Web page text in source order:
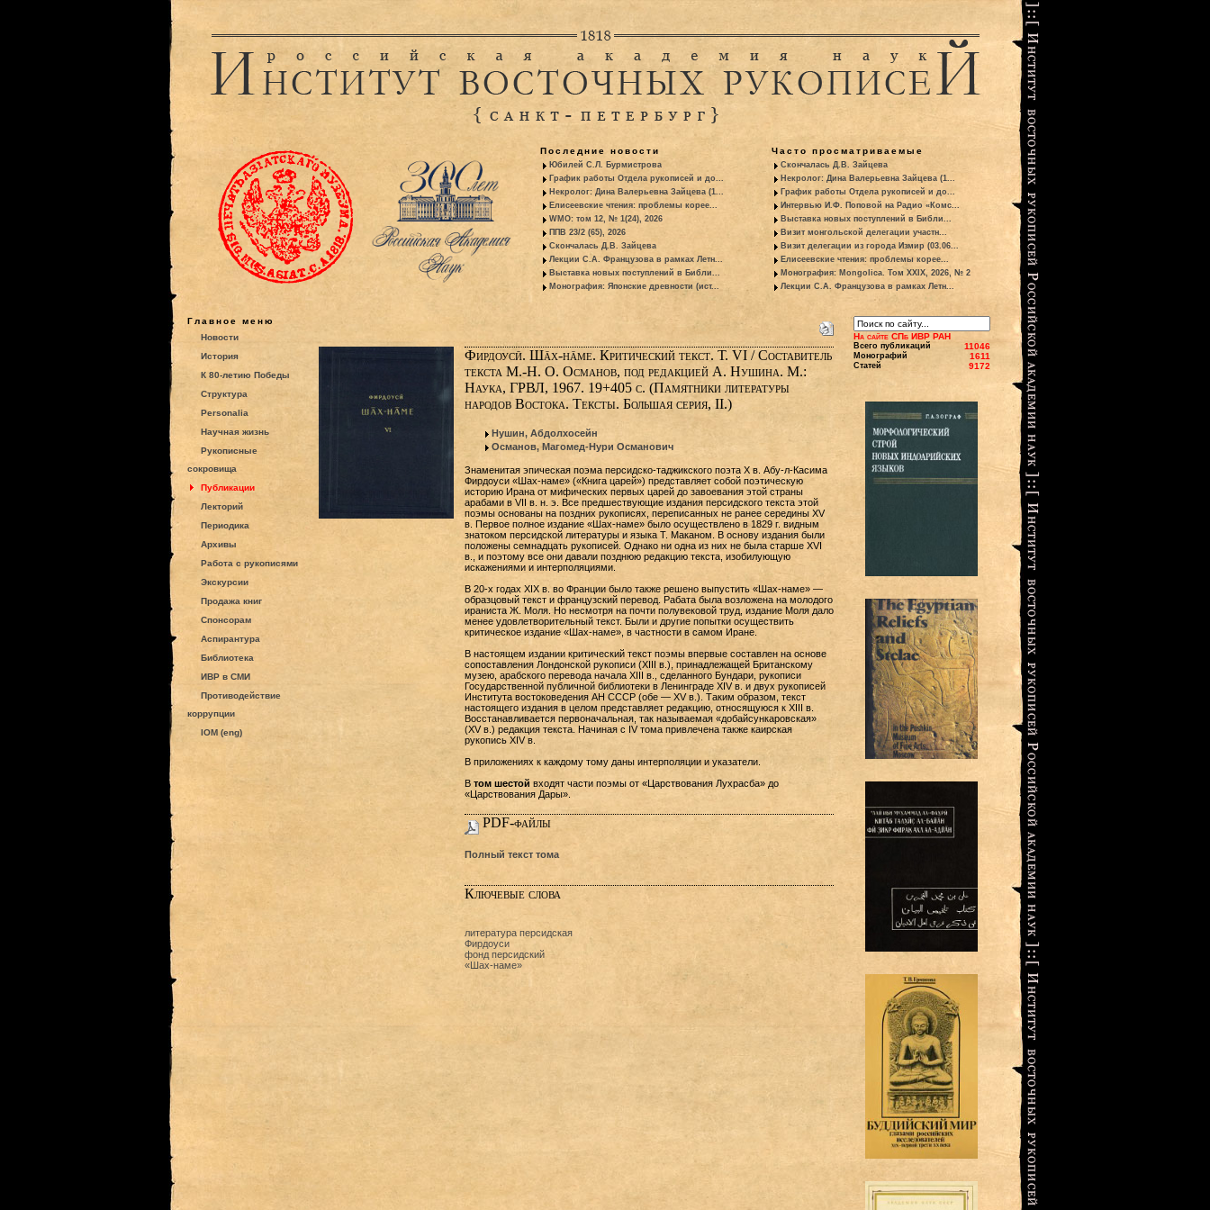
Последние новости
Юбилей С.Л. Бурмистрова
График работы Отдела рукописей и до...
Некролог: Дина Валерьевна Зайцева (1...
Елисеевские чтения: проблемы корее...
WMO: том 12, № 1(24), 2026
ППВ 23/2 (65), 2026
Скончалась Д.В. Зайцева
Лекции С.А. Французова в рамках Летн...
Выставка новых поступлений в Библи...
Монография: Японские древности (ист...
Часто просматриваемые
Скончалась Д.В. Зайцева
Некролог: Дина Валерьевна Зайцева (1...
График работы Отдела рукописей и до...
Интервью И.Ф. Поповой на Радио «Комс...
Выставка новых поступлений в Библи...
Визит монгольской делегации участн...
Визит делегации из города Измир (03.06...
Елисеевские чтения: проблемы корее...
Монография: Mongolica. Том XXIX, 2026, № 2
Лекции С.А. Французова в рамках Летн...
Главное меню
Новости
История
К 80-летию Победы
Структура
Personalia
Научная жизнь
Рукописные
сокровища
Публикации
Лекторий
Периодика
Архивы
Работа с рукописями
Экскурсии
Продажа книг
Спонсорам
Аспирантура
Библиотека
ИВР в СМИ
Противодействие
коррупции
IOM (eng)
Фирдоусӣ. Шāх-нāме. Критический текст. Т. VI / Составитель
текста М.-Н. О. Османов, под редакцией А. Нушина. М.:
Наука, ГРВЛ, 1967. 19+405 с. (Памятники литературы
народов Востока. Тексты. Большая серия, II.)
Нушин, Абдолхосейн
Османов, Магомед-Нури Османович
Знаменитая эпическая поэма персидско-таджикского поэта X в. Абу-л-Касима
Фирдоуси «Шах-наме» («Книга царей») представляет собой поэтическую
историю Ирана от мифических первых царей до завоевания этой страны
арабами в VII в. н. э. Все предшествующие издания персидского текста этой
поэмы основаны на поздних рукописях, переписанных не ранее середины XV
в. Первое полное издание «Шах-наме» было осуществлено в 1829 г. видным
знатоком персидской литературы и языка Т. Маканом. В основу издания были
положены семнадцать рукописей. Однако ни одна из них не была старше XVI
в., и поэтому все они давали позднюю редакцию текста, изобилующую
искажениями и интерполяциями.
В 20-х годах XIX в. во Франции было также решено выпустить «Шах-наме» —
образцовый текст и французский перевод. Рабата была возложена на молодого
ираниста Ж. Моля. Но несмотря на почти полувековой труд, издание Моля дало
менее удовлетворительный текст. Были и другие попытки осуществить
критическое издание «Шах-наме», в частности в самом Иране.
В настоящем издании критический текст поэмы впервые составлен на основе
сопоставления Лондонской рукописи (XIII в.), принадлежащей Британскому
музею, арабского перевода начала XIII в., сделанного Бундари, рукописи
Государственной публичной библиотеки в Ленинграде XIV в. и двух рукописей
Института востоковедения АН СССР (обе — XV в.). Таким образом, текст
настоящего издания в целом представляет редакцию, относящуюся к XIII в.
Восстанавливается первоначальная, так называемая «добайсункаровская»
(XV в.) редакция текста. Начиная с IV тома привлечена также каирская
рукопись XIV в.
В приложениях к каждому тому даны интерполяции и указатели.
В том шестой входят части поэмы от «Царствования Лухрасба» до
«Царствования Дары».
PDF-файлы
Полный текст тома
Ключевые слова
литература персидская
Фирдоуси
фонд персидский
«Шах-наме»
На сайте СПб ИВР РАН
Всего публикаций 11046
Монографий 1611
Статей 9172